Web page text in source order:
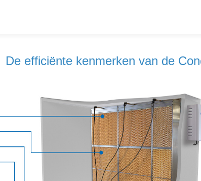
De efficiënte kenmerken van de